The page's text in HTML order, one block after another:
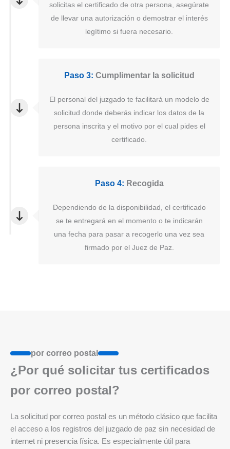
solicitas el certificado de otra persona, asegúrate
de llevar una autorización o demostrar el interés
legítimo si fuera necesario.
Paso 3: Cumplimentar la solicitud
El personal del juzgado te facilitará un modelo de
solicitud donde deberás indicar los datos de la
persona inscrita y el motivo por el cual pides el
certificado.
Paso 4: Recogida
Dependiendo de la disponibilidad, el certificado
se te entregará en el momento o te indicarán
una fecha para pasar a recogerlo una vez sea
firmado por el Juez de Paz.
por correo postal
¿Por qué solicitar tus certificados
por correo postal?
La solicitud por correo postal es un método clásico que facilita
el acceso a los registros del juzgado de paz sin necesidad de
internet ni presencia física. Es especialmente útil para